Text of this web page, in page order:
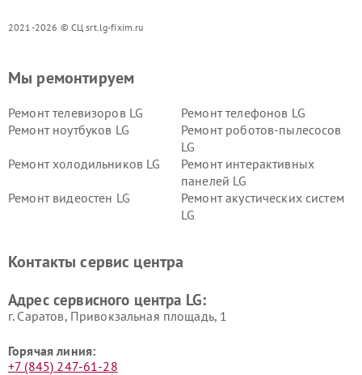
2021-2026 © СЦ srt.lg-fixim.ru
Мы ремонтируем
Ремонт телевизоров LG
Ремонт телефонов LG
Ремонт ноутбуков LG
Ремонт роботов-пылесосов
LG
Ремонт холодильников LG
Ремонт интерактивных
панелей LG
Ремонт видеостен LG
Ремонт акустических систем
LG
Ремонт морозильных камер
Ремонт вертикальных
Контакты сервис центра
Адрес сервисного центра LG:
г. Саратов, Привокзальная площадь, 1
Горячая линия:
+7 (845) 247-61-28